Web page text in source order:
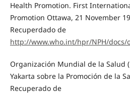
Health Promotion. First
Promotion Ottawa, 21 November
Recuperdado de
http://www.who.int/hpr/NPH/docs/
Organización Mundial de la Salud
Yakarta sobre la Promoción de la
Recuperado de